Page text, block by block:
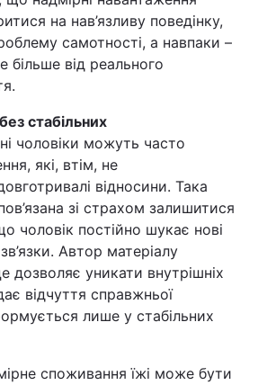
на нав’язливу поведінку,
самотності, а навпаки –
від реального
стабільних
чоловіки можуть часто
які, втім, не
відносини. Така
зі страхом залишитися
чоловік постійно шукає нові
Автор матеріалу
дозволяє уникати внутрішніх
відчуття справжньої
лише у стабільних
споживання їжі може бути